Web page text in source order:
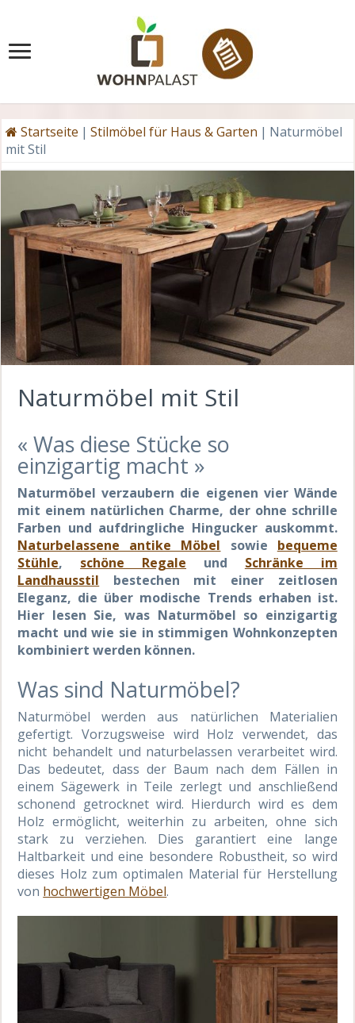
Startseite | Stilmöbel für Haus & Garten | Naturmöbel
mit Stil
Naturmöbel mit Stil
« Was diese Stücke so
einzigartig macht »
Naturmöbel verzaubern die eigenen vier Wände
mit einem natürlichen Charme, der ohne schrille
Farben und aufdringliche Hingucker auskommt.
Naturbelassene antike Möbel sowie bequeme
Stühle, schöne Regale und Schränke im
Landhausstil bestechen mit einer zeitlosen
Eleganz, die über modische Trends erhaben ist.
Hier lesen Sie, was Naturmöbel so einzigartig
macht und wie sie in stimmigen Wohnkonzepten
kombiniert werden können.
Was sind Naturmöbel?
Naturmöbel werden aus natürlichen Materialien
gefertigt. Vorzugsweise wird Holz verwendet, das
nicht behandelt und naturbelassen verarbeitet wird.
Das bedeutet, dass der Baum nach dem Fällen in
einem Sägewerk in Teile zerlegt und anschließend
schonend getrocknet wird. Hierdurch wird es dem
Holz ermöglicht, weiterhin zu arbeiten, ohne sich
stark zu verziehen. Dies garantiert eine lange
Haltbarkeit und eine besondere Robustheit, so wird
dieses Holz zum optimalen Material für Herstellung
von hochwertigen Möbel.